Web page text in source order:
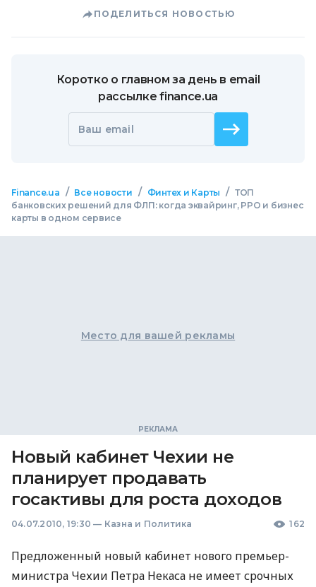
ПОДЕЛИТЬСЯ НОВОСТЬЮ
Коротко о главном за день в email
рассылке finance.ua
Ваш email
Finance.ua / Все новости / Финтех и Карты / ТОП
банковских решений для ФЛП: когда эквайринг, РРО и бизнес
карты в одном сервисе
Место для вашей рекламы
Новый кабинет Чехии не
планирует продавать
госактивы для роста доходов
04.07.2010, 19:30 — Казна и Политика 162
Предложенный новый кабинет нового премьер-
министра Чехии Петра Некаса не имеет срочных